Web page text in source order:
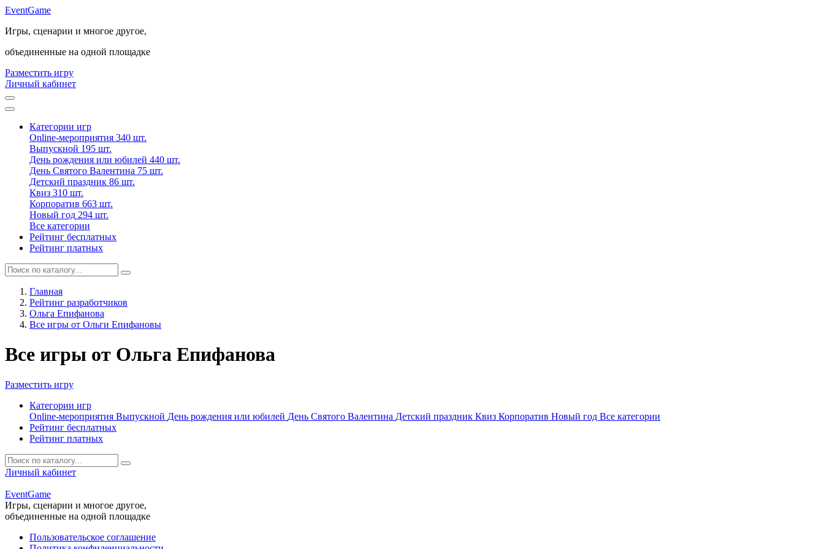
EventGame
Игры, сценарии и многое другое,
объединенные на одной площадке
Разместить игру
Личный кабинет
Категории игр
Online-мероприятия 340 шт.
Выпускной 195 шт.
День рождения или юбилей 440 шт.
День Святого Валентина 75 шт.
Детский праздник 86 шт.
Квиз 310 шт.
Корпоратив 663 шт.
Новый год 294 шт.
Все категории
Рейтинг бесплатных
Рейтинг платных
Главная
Рейтинг разработчиков
Ольга Епифанова
Все игры от Ольги Епифановы
Все игры от Ольга Епифанова
Разместить игру
Категории игр
Online-мероприятия Выпускной День рождения или юбилей День Святого Валентина Детский праздник Квиз Корпоратив Новый год Все категории
Рейтинг бесплатных
Рейтинг платных
Личный кабинет
EventGame
Игры, сценарии и многое другое,
объединенные на одной площадке
Пользовательское соглашение